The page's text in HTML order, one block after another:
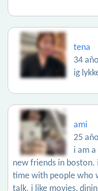
tena
34
ig
ami
25
i am
new friends in boston.
time with people who
talk. i like movies,